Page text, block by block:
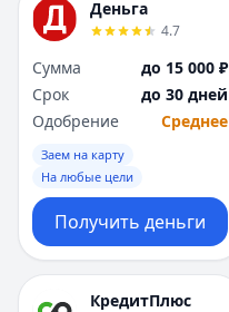
Деньга
4.7
Сумма
до 15 000 ₽
Срок
до 30 дней
Одобрение
Среднее
Заем на карту
На любые цели
Получить деньги
КредитПлюс